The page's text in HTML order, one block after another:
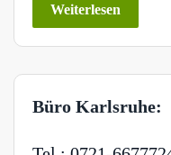
Weiterlesen
Büro Karlsruhe: